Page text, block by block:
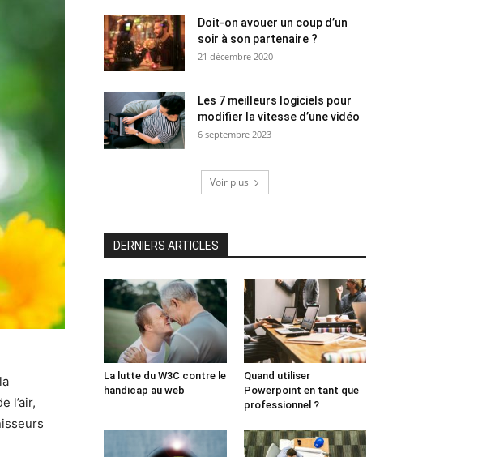
l’air,
Doit-on avouer un coup d’un
soir à son partenaire ?
21 décembre 2020
Les 7 meilleurs logiciels pour
modifier la vitesse d’une vidéo
6 septembre 2023
Voir plus
DERNIERS ARTICLES
La lutte du W3C contre le
handicap au web
Quand utiliser
Powerpoint en tant que
professionnel ?